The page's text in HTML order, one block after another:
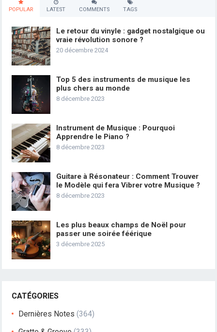
POPULAR LATEST COMMENTS TAGS
Le retour du vinyle : gadget nostalgique ou
vraie révolution sonore ?
20 décembre 2024
Top 5 des instruments de musique les
plus chers au monde
8 décembre 2023
Instrument de Musique : Pourquoi
Apprendre le Piano ?
8 décembre 2023
Guitare à Résonateur : Comment Trouver
le Modèle qui fera Vibrer votre Musique ?
8 décembre 2023
Les plus beaux champs de Noël pour
passer une soirée féérique
3 décembre 2025
CATÉGORIES
Dernières Notes (364)